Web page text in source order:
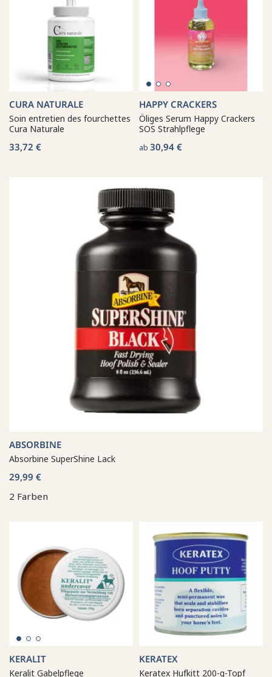
CURA NATURALE
Soin entretien des fourchettes
Cura Naturale
33,72 €
HAPPY CRACKERS
Öliges Serum Happy Crackers
SOS Strahlpflege
ab 30,94 €
ABSORBINE
Absorbine SuperShine Lack
29,99 €
2 Farben
KERALIT
Keralit Gabelpflege
KERATEX
Keratex Hufkitt 200-g-Topf